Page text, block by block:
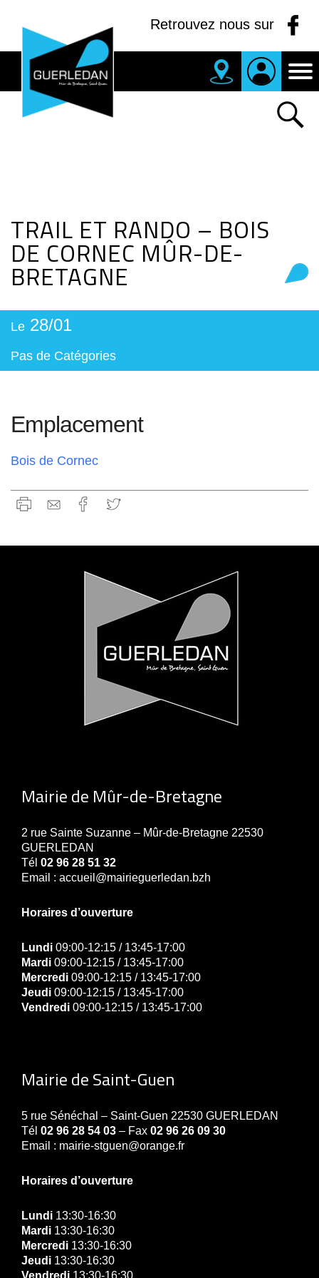
Retrouvez nous sur
TRAIL ET RANDO – BOIS
DE CORNEC MÛR-DE-
BRETAGNE
Le 28/01
Pas de Catégories
Emplacement
Bois de Cornec
Mairie de Mûr-de-Bretagne
2 rue Sainte Suzanne – Mûr-de-Bretagne 22530
GUERLEDAN
Tél 02 96 28 51 32
Email : accueil@mairieguerledan.bzh
Horaires d’ouverture
Lundi 09:00-12:15 / 13:45-17:00
Mardi 09:00-12:15 / 13:45-17:00
Mercredi 09:00-12:15 / 13:45-17:00
Jeudi 09:00-12:15 / 13:45-17:00
Vendredi 09:00-12:15 / 13:45-17:00
Mairie de Saint-Guen
5 rue Sénéchal – Saint-Guen 22530 GUERLEDAN
Tél 02 96 28 54 03 – Fax 02 96 26 09 30
Email : mairie-stguen@orange.fr
Horaires d’ouverture
Lundi 13:30-16:30
Mardi 13:30-16:30
Mercredi 13:30-16:30
Jeudi 13:30-16:30
Vendredi 13:30-16:30